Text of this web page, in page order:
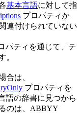
基本言語に対して指
プロパティか
連付けられていない
パティを通じて、テ
。
合は、
プロパティを
語の辞書に見つから
のは、ABBYY